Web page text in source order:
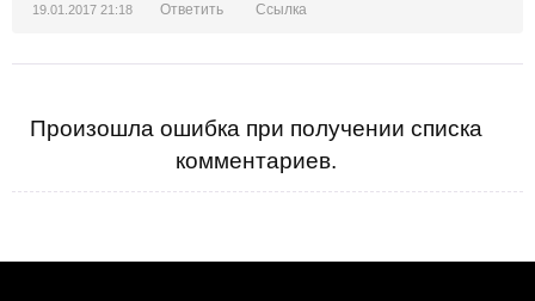
19.01.2017 21:18 Ответить Ссылка
Произошла ошибка при получении списка
комментариев.